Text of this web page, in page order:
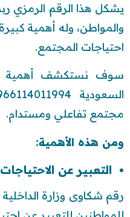
يشكل هذا الرقم الرمزي
والمواطن، وله أهمية
احتياجات المجتمع.
سوف نستكشف أهمية
مجتمع تفاعلي ومستدام.
ومن هذه الأهمية:
التعبير عن
رقم شكاوى وزارة